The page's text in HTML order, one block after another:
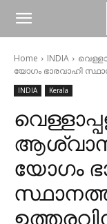
Home INDIA
യോഗം ഭാരവാഹി
INDIA Kerala
യോഗം